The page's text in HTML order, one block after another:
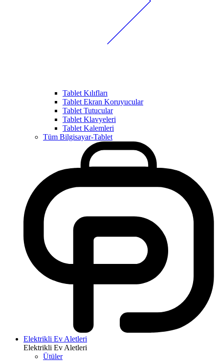
Tablet Kılıfları
Tablet Ekran Koruyucular
Tablet Tutucular
Tablet Klavyeleri
Tablet Kalemleri
Tüm Bilgisayar-Tablet
Elektrikli Ev Aletleri
Elektrikli Ev Aletleri
Ütüler